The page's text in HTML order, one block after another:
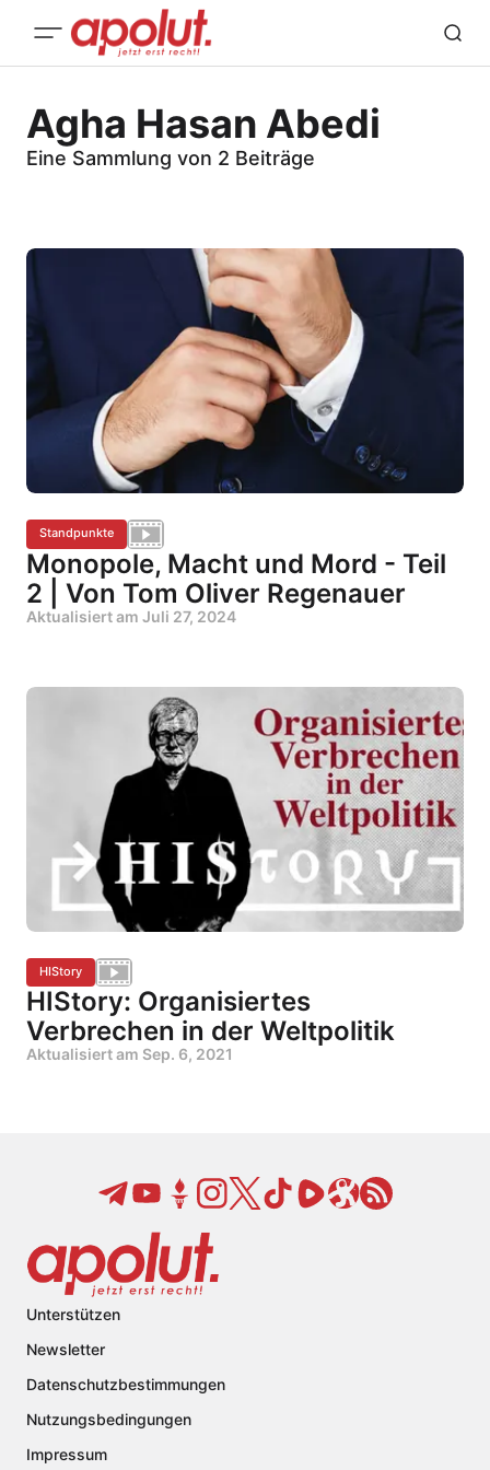
Agha Hasan Abedi
Eine Sammlung von 2 Beiträge
Standpunkte
Monopole, Macht und Mord - Teil
2 | Von Tom Oliver Regenauer
Aktualisiert am Juli 27, 2024
HIStory
HIStory: Organisiertes
Verbrechen in der Weltpolitik
Aktualisiert am Sep. 6, 2021
Unterstützen
Newsletter
Datenschutzbestimmungen
Nutzungsbedingungen
Impressum